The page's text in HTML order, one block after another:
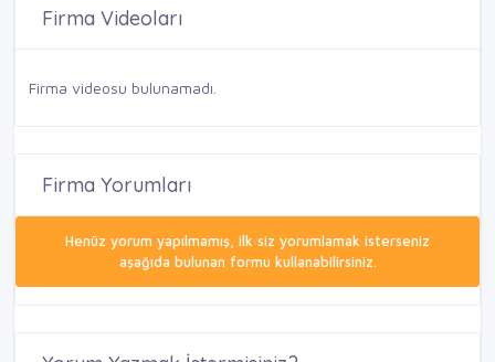
Firma Videoları
Firma videosu bulunamadı.
Firma Yorumları
Henüz yorum yapılmamış, ilk siz yorumlamak isterseniz
aşağıda bulunan formu kullanabilirsiniz.